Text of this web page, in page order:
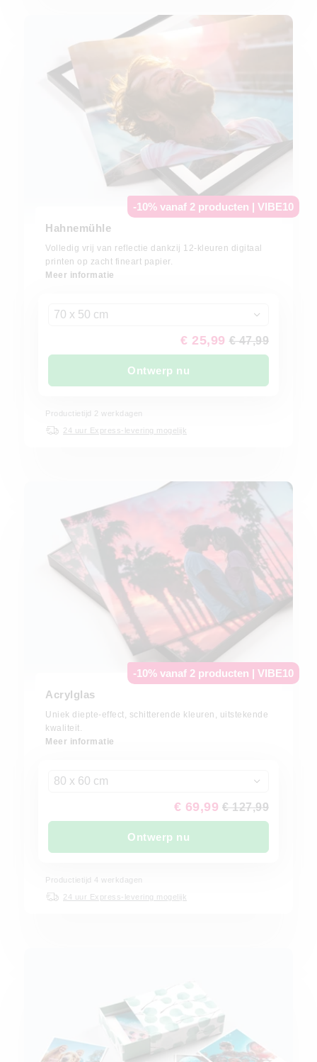
-10% vanaf 2 producten | VIBE10
Hahnemühle
Volledig vrij van reflectie dankzij 12-kleuren digitaal
printen op zacht fineart papier.
Meer informatie
70 x 50 cm
€ 25,99 € 47,99
Ontwerp nu
Productietijd 2 werkdagen
24 uur Express-levering mogelijk
-10% vanaf 2 producten | VIBE10
Acrylglas
Uniek diepte-effect, schitterende kleuren, uitstekende
kwaliteit.
Meer informatie
80 x 60 cm
€ 69,99 € 127,99
Ontwerp nu
Productietijd 4 werkdagen
24 uur Express-levering mogelijk